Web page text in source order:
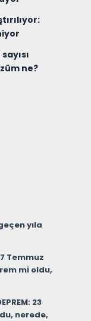
ne?
yıla
Temmuz
mi oldu,
23
nerede,